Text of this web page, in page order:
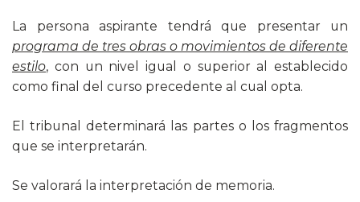
La persona aspirante tendrá que presentar un
programa de tres obras o movimientos de diferente
estilo, con un nivel igual o superior al establecido
como final del curso precedente al cual opta.
El tribunal determinará las partes o los fragmentos
que se interpretarán.
Se valorará la interpretación de memoria.